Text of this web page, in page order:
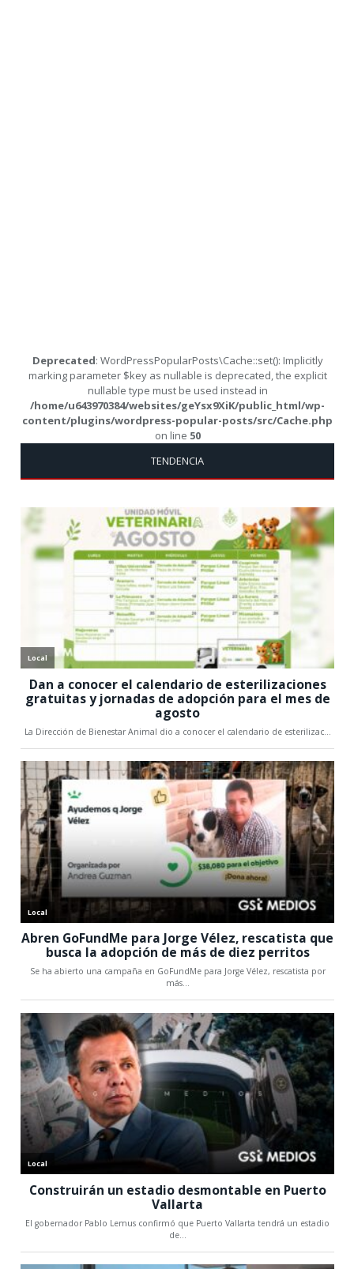
Deprecated: WordPressPopularPosts\Cache::set(): Implicitly
marking parameter $key as nullable is deprecated, the explicit
nullable type must be used instead in
/home/u643970384/websites/geYsx9XiK/public_html/wp-
content/plugins/wordpress-popular-posts/src/Cache.php
on line 50
TENDENCIA